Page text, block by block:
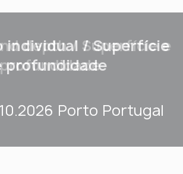
individual / Superfície
profundidade
Porto Portugal
depth / Superfície e
profundidade
Porto Portugal